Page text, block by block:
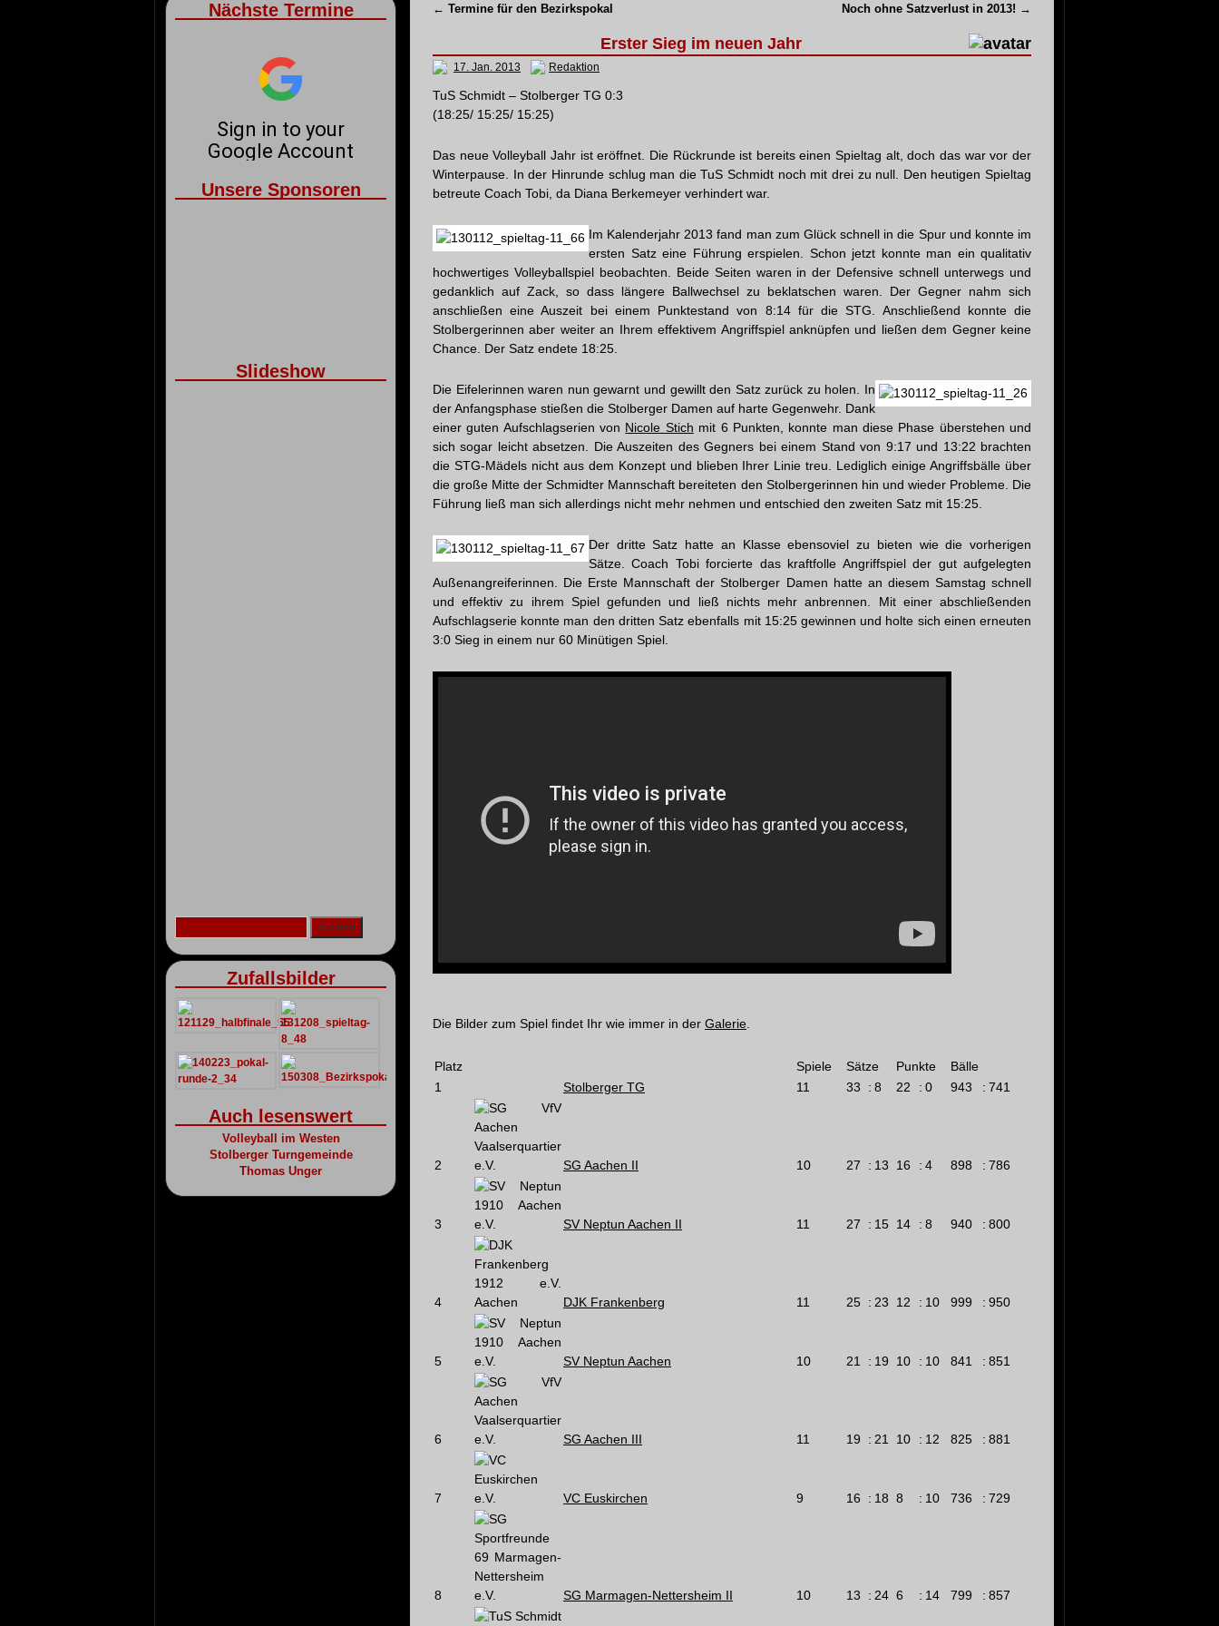
← Termine für den Bezirkspokal Noch ohne Satzverlust in 2013! →
Erster Sieg im neuen Jahr
17. Jan. 2013 Redaktion
TuS Schmidt – Stolberger TG 0:3
(18:25/ 15:25/ 15:25)
Das neue Volleyball Jahr ist eröffnet. Die Rückrunde ist bereits einen Spieltag alt, doch das war vor der
Winterpause. In der Hinrunde schlug man die TuS Schmidt noch mit drei zu null. Den heutigen Spieltag
betreute Coach Tobi, da Diana Berkemeyer verhindert war.
Im Kalenderjahr 2013 fand man zum Glück schnell in die Spur und konnte im
ersten Satz eine Führung erspielen. Schon jetzt konnte man ein qualitativ
hochwertiges Volleyballspiel beobachten. Beide Seiten waren in der Defensive schnell unterwegs und
gedanklich auf Zack, so dass längere Ballwechsel zu beklatschen waren. Der Gegner nahm sich
anschließen eine Auszeit bei einem Punktestand von 8:14 für die STG. Anschließend konnte die
Stolbergerinnen aber weiter an Ihrem effektivem Angriffspiel anknüpfen und ließen dem Gegner keine
Chance. Der Satz endete 18:25.
Die Eifelerinnen waren nun gewarnt und gewillt den Satz zurück zu holen. In
der Anfangsphase stießen die Stolberger Damen auf harte Gegenwehr. Dank
einer guten Aufschlagserien von Nicole Stich mit 6 Punkten, konnte man diese Phase überstehen und
sich sogar leicht absetzen. Die Auszeiten des Gegners bei einem Stand von 9:17 und 13:22 brachten
die STG-Mädels nicht aus dem Konzept und blieben Ihrer Linie treu. Lediglich einige Angriffsbälle über
die große Mitte der Schmidter Mannschaft bereiteten den Stolbergerinnen hin und wieder Probleme. Die
Führung ließ man sich allerdings nicht mehr nehmen und entschied den zweiten Satz mit 15:25.
Der dritte Satz hatte an Klasse ebensoviel zu bieten wie die vorherigen
Sätze. Coach Tobi forcierte das kraftfolle Angriffspiel der gut aufgelegten
Außenangreiferinnen. Die Erste Mannschaft der Stolberger Damen hatte an diesem Samstag schnell
und effektiv zu ihrem Spiel gefunden und ließ nichts mehr anbrennen. Mit einer abschließenden
Aufschlagserie konnte man den dritten Satz ebenfalls mit 15:25 gewinnen und holte sich einen erneuten
3:0 Sieg in einem nur 60 Minütigen Spiel.
Die Bilder zum Spiel findet Ihr wie immer in der Galerie
Platz Spiele Sätze Punkte
Bälle
1
Stolberger TG 11 33 : 8 22 : 0 943 : 741
2 SG Aachen II 10 27 : 13 16 : 4 898 : 786
3 SV Neptun Aachen II 11 27 : 15 14 : 8 940 : 800
4 DJK Frankenberg 11 25 : 23 12 : 10 999 : 950
5 SV Neptun Aachen 10 21 : 19 10 : 10 841 : 851
6 SG Aachen III 11 19 : 21 10 : 12 825 : 881
7 VC Euskirchen 9 16 : 18 8 : 10 736 : 729
8 SG Marmagen-Nettersheim II 10 13 : 24 6 : 14 799 : 857
Nächste Termine
Unsere Sponsoren
Slideshow
Zufallsbilder
Auch lesenswert
Volleyball im Westen
Stolberger Turngemeinde
Thomas Unger